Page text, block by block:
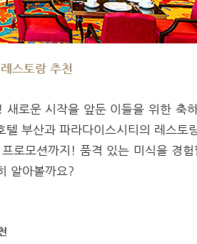
스토랑 추천
로운 시작을 앞둔 이들을 위한 축
부산과 파라다이스시티의 레스토
로모션까지! 품격 있는 미식을 경
알아볼까요?